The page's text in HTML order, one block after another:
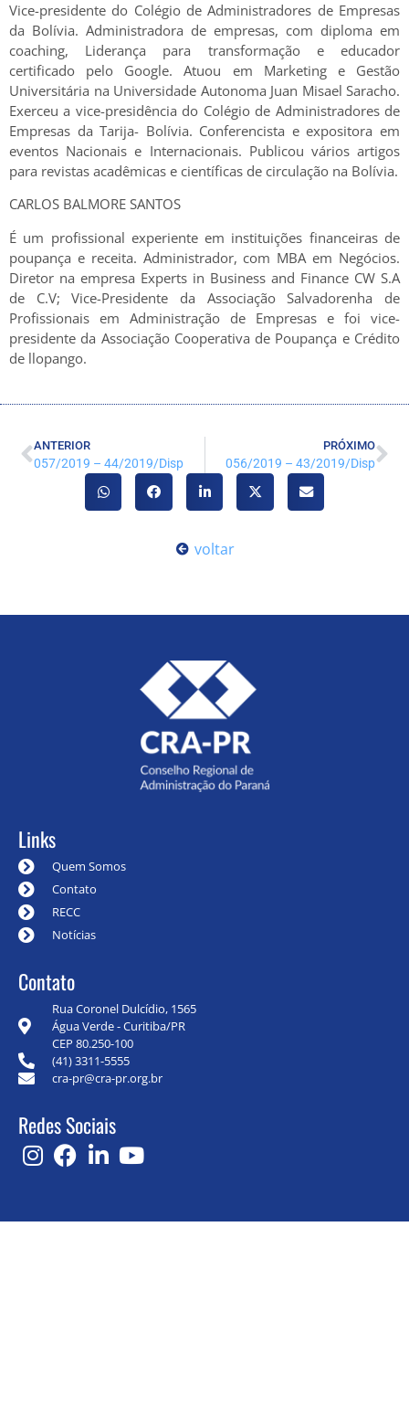
Vice-presidente do Colégio de Administradores de Empresas
da Bolívia. Administradora de empresas, com diploma em
coaching, Liderança para transformação e educador
certificado pelo Google. Atuou em Marketing e Gestão
Universitária na Universidade Autonoma Juan Misael Saracho.
Exerceu a vice-presidência do Colégio de Administradores de
Empresas da Tarija- Bolívia. Conferencista e expositora em
eventos Nacionais e Internacionais. Publicou vários artigos
para revistas acadêmicas e científicas de circulação na Bolívia.
CARLOS BALMORE SANTOS
É um profissional experiente em instituições financeiras de
poupança e receita. Administrador, com MBA em Negócios.
Diretor na empresa Experts in Business and Finance CW S.A
de C.V; Vice-Presidente da Associação Salvadorenha de
Profissionais em Administração de Empresas e foi vice-
presidente da Associação Cooperativa de Poupança e Crédito
de llopango.
ANTERIOR
057/2019 – 44/2019/Disp
PRÓXIMO
056/2019 – 43/2019/Disp
voltar
Links
Quem Somos
Contato
RECC
Notícias
Contato
Rua Coronel Dulcídio, 1565
Água Verde - Curitiba/PR
CEP 80.250-100
(41) 3311-5555
cra-pr@cra-pr.org.br
Redes Sociais